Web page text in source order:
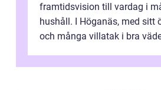
framtidsvision till vardag i
hushåll. I Höganäs, med sitt
och många villatak i bra